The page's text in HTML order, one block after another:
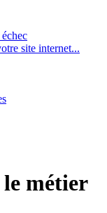
site internet...
métier
Suivez mes